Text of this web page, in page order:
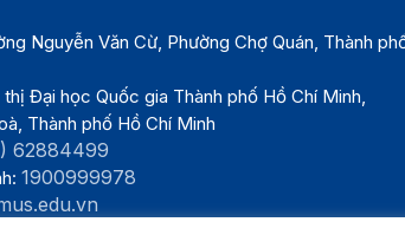
Nguyễn Văn Cừ, Phường Chợ Quán, Thành
thị Đại học Quốc gia Thành phố Hồ Chí Minh,
Thành phố Hồ Chí Minh
62884499
1900999978